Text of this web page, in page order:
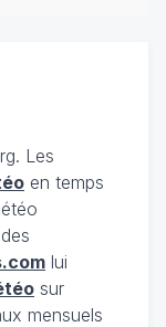
Les
en temps
lui
sur
mensuels